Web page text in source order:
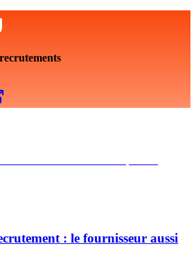
: le fournisseur aussi